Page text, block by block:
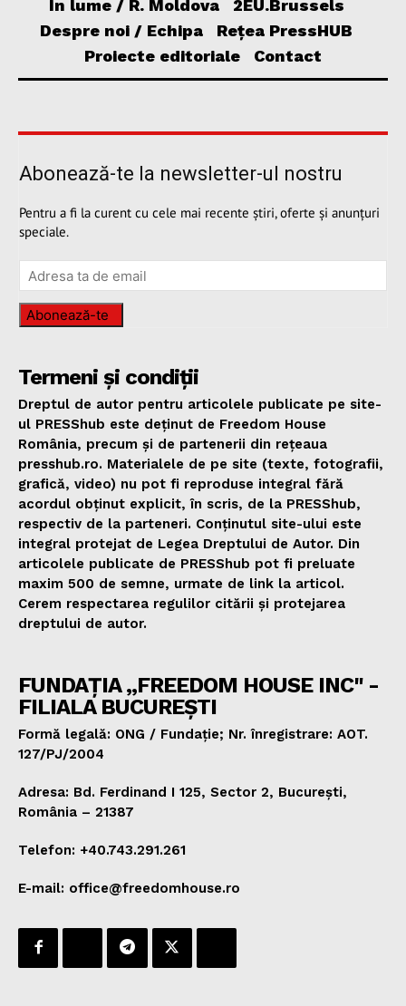
În lume / R. Moldova
2EU.Brussels
Despre noi / Echipa
Rețea PressHUB
Proiecte editoriale
Contact
Abonează-te la newsletter-ul nostru
Pentru a fi la curent cu cele mai recente știri, oferte și anunțuri
speciale.
Abonează-te
Termeni și condiții
Dreptul de autor pentru articolele publicate pe site-
ul PRESShub este deținut de Freedom House
România, precum și de partenerii din rețeaua
presshub.ro. Materialele de pe site (texte, fotografii,
grafică, video) nu pot fi reproduse integral fără
acordul obținut explicit, în scris, de la PRESShub,
respectiv de la parteneri. Conținutul site-ului este
integral protejat de Legea Dreptului de Autor. Din
articolele publicate de PRESShub pot fi preluate
maxim 500 de semne, urmate de link la articol.
Cerem respectarea regulilor citării și protejarea
dreptului de autor.
FUNDAȚIA „FREEDOM HOUSE INC" -
FILIALA BUCUREȘTI
Formă legală: ONG / Fundație; Nr. înregistrare: AOT.
127/PJ/2004
Adresa: Bd. Ferdinand I 125, Sector 2, București,
România – 21387
Telefon: +40.743.291.261
E-mail: office@freedomhouse.ro